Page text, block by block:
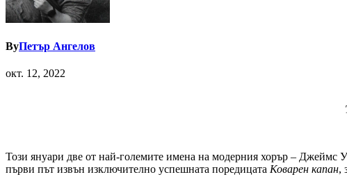
ByПетър Ангелов
окт. 12, 2022
Този януари две от най-големите имена на модерния хорър – Джеймс
първи път извън изключително успешната поредицата Коварен капан,